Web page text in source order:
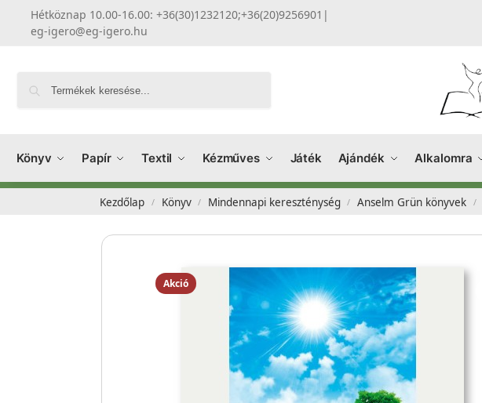
Hétköznap 10.00-16.00: +36(30)1232120;+36(20)9256901 |
eg-igero@eg-igero.hu
Könyv Papír Textil Kézműves Játék Ajándék Alkalomra
Kezdőlap / Könyv / Mindennapi kereszténység / Anselm Grün könyvek /
Akció